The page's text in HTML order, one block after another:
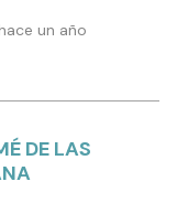
un año
DE LAS